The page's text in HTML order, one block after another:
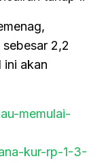
2,2
ini akan
memulai-
kur-rp-1-3-